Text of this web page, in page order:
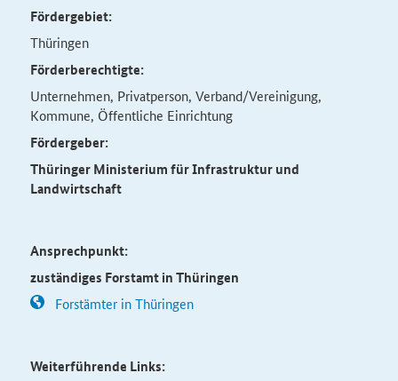
Fördergebiet:
Thüringen
Förderberechtigte:
Unternehmen, Privatperson, Verband/Vereinigung,
Kommune, Öffentliche Einrichtung
Fördergeber:
Thüringer Ministerium für Infrastruktur und
Landwirtschaft
Ansprechpunkt:
zuständiges Forstamt in Thüringen
Forstämter in Thüringen
Weiterführende Links: